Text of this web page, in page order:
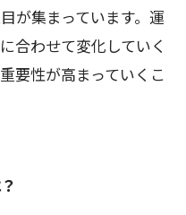
が集まっています。運
合わせて変化していく
要性が高まっていくこ